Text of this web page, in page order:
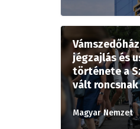
jégzajlás és
története a
vált roncsnak
Magyar Nemzet